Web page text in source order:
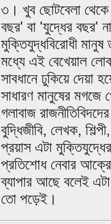
৩। খুব ছোটবেলা থেকে
বছর' বা 'যুদ্ধের বছর'
মুক্তিযুদ্ধবিরোধী
মধ্যে এই বেখেয়াল
সাবধানে ঢুকিয়ে
সাধারণ মানুষের
গলাবাজ
বুদ্ধিজীবি, লেখক,
প্রয়াস এটা
প্রতিশোধ নেবার
ব্যাপার আছে বলেই
তো পড়েই।